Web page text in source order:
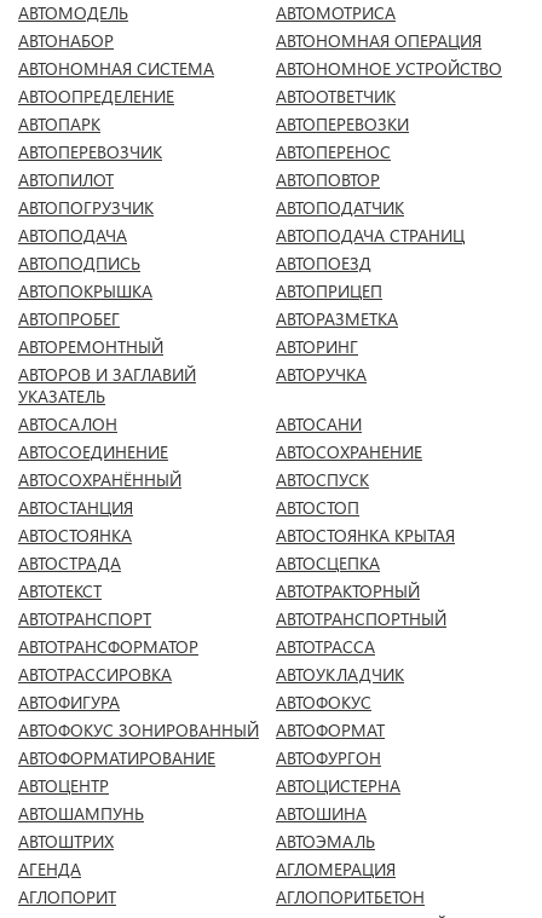
АВТОМОДЕЛЬ
АВТОМОТРИСА
АВТОНАБОР
АВТОНОМНАЯ ОПЕРАЦИЯ
АВТОНОМНАЯ СИСТЕМА
АВТОНОМНОЕ УСТРОЙСТВО
АВТООПРЕДЕЛЕНИЕ
АВТООТВЕТЧИК
АВТОПАРК
АВТОПЕРЕВОЗКИ
АВТОПЕРЕВОЗЧИК
АВТОПЕРЕНОС
АВТОПИЛОТ
АВТОПОВТОР
АВТОПОГРУЗЧИК
АВТОПОДАТЧИК
АВТОПОДАЧА
АВТОПОДАЧА СТРАНИЦ
АВТОПОДПИСЬ
АВТОПОЕЗД
АВТОПОКРЫШКА
АВТОПРИЦЕП
АВТОПРОБЕГ
АВТОРАЗМЕТКА
АВТОРЕМОНТНЫЙ
АВТОРИНГ
АВТОРОВ И ЗАГЛАВИЙ
УКАЗАТЕЛЬ
АВТОРУЧКА
АВТОСАЛОН
АВТОСАНИ
АВТОСОЕДИНЕНИЕ
АВТОСОХРАНЕНИЕ
АВТОСОХРАНЁННЫЙ
АВТОСПУСК
АВТОСТАНЦИЯ
АВТОСТОП
АВТОСТОЯНКА
АВТОСТОЯНКА КРЫТАЯ
АВТОСТРАДА
АВТОСЦЕПКА
АВТОТЕКСТ
АВТОТРАКТОРНЫЙ
АВТОТРАНСПОРТ
АВТОТРАНСПОРТНЫЙ
АВТОТРАНСФОРМАТОР
АВТОТРАССА
АВТОТРАССИРОВКА
АВТОУКЛАДЧИК
АВТОФИГУРА
АВТОФОКУС
АВТОФОКУС ЗОНИРОВАННЫЙ
АВТОФОРМАТ
АВТОФОРМАТИРОВАНИЕ
АВТОФУРГОН
АВТОЦЕНТР
АВТОЦИСТЕРНА
АВТОШАМПУНЬ
АВТОШИНА
АВТОШТРИХ
АВТОЭМАЛЬ
АГЕНДА
АГЛОМЕРАЦИЯ
АГЛОПОРИТ
АГЛОПОРИТБЕТОН